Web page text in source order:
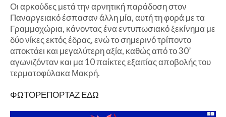
Οι αρκούδες μετά την αρνητική παράδοση στον
Παναργειακό έσπασαν άλλη μία, αυτή τη φορά με τα
Γραμμοχώρια, κάνοντας ένα εντυπωσιακό ξεκίνημα με
δύο νίκες εκτός έδρας, ενώ το σημερινό τρίποντο
αποκτάει και μεγαλύτερη αξία, καθώς από το 30’
αγωνιζόνταν και μα 10 παίκτες εξαιτίας αποβολής του
τερματοφύλακα Μακρή.
ΦΩΤΟΡΕΠΟΡΤΑΖ ΕΔΩ